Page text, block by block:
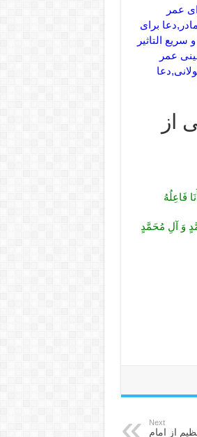
عمر
برای
التاثیر
عمر
از
فَاعِلُهُ
وَ آلِ مُحَمَّدٍ
Next
از امام